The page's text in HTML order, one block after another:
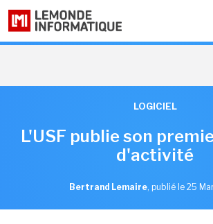
LOGICIEL
L'USF publie son
d'activité
Bertrand Lemaire, publié le 25